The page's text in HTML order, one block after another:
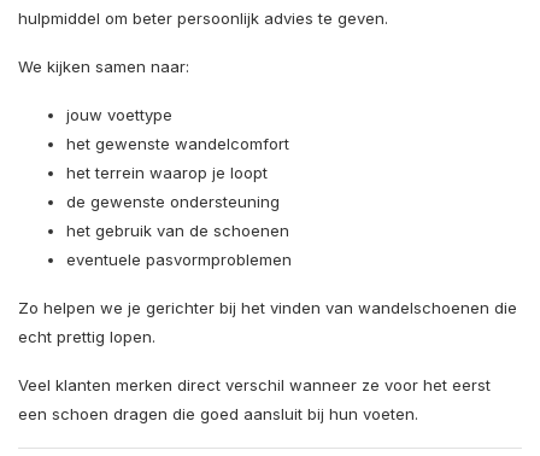
hulpmiddel om beter persoonlijk advies te geven.
We kijken samen naar:
jouw voettype
het gewenste wandelcomfort
het terrein waarop je loopt
de gewenste ondersteuning
het gebruik van de schoenen
eventuele pasvormproblemen
Zo helpen we je gerichter bij het vinden van wandelschoenen die
echt prettig lopen.
Veel klanten merken direct verschil wanneer ze voor het eerst
een schoen dragen die goed aansluit bij hun voeten.